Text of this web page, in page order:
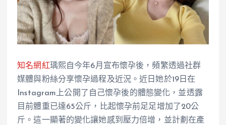
知名網紅瑀熙自今年6月宣布懷孕後，頻繁透過社群
媒體與粉絲分享懷孕過程及近況。近日她於19日在
Instagram上公開了自己懷孕後的體態變化，並透露
目前體重已達65公斤，比起懷孕前足足增加了20公
斤。這一顯著的變化讓她感到壓力倍增，並計劃在產